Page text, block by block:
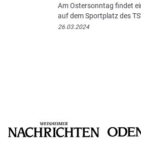
Am Ostersonntag findet
auf dem Sportplatz des
26.03.2024